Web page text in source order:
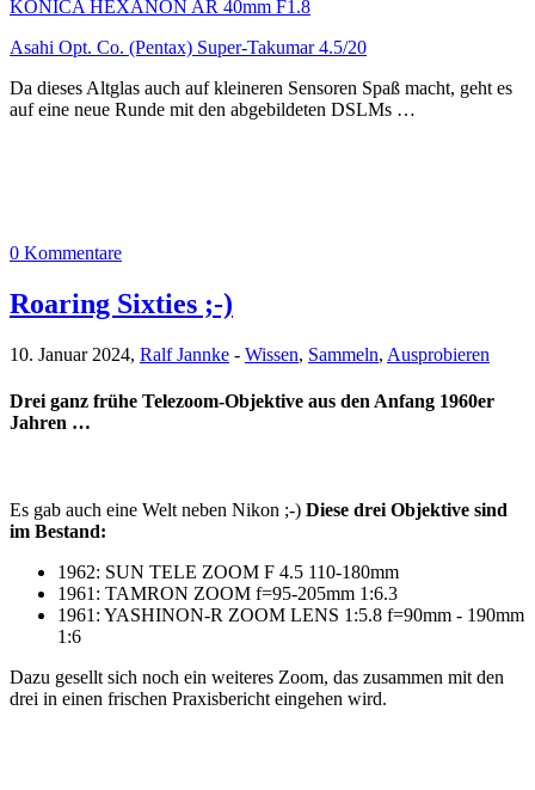
KONICA HEXANON AR 40mm F1.8
Asahi Opt. Co. (Pentax) Super-Takumar 4.5/20
Da dieses Altglas auch auf kleineren Sensoren Spaß macht, geht es
auf eine neue Runde mit den abgebildeten DSLMs …
0 Kommentare
Roaring Sixties ;-)
10. Januar 2024, Ralf Jannke - Wissen, Sammeln, Ausprobieren
Drei ganz frühe Telezoom-Objektive aus den Anfang 1960er
Jahren …
Es gab auch eine Welt neben Nikon ;-) Diese drei Objektive sind
im Bestand:
1962: SUN TELE ZOOM F 4.5 110-180mm
1961: TAMRON ZOOM f=95-205mm 1:6.3
1961: YASHINON-R ZOOM LENS 1:5.8 f=90mm - 190mm
1:6
Dazu gesellt sich noch ein weiteres Zoom, das zusammen mit den
drei in einen frischen Praxisbericht eingehen wird.